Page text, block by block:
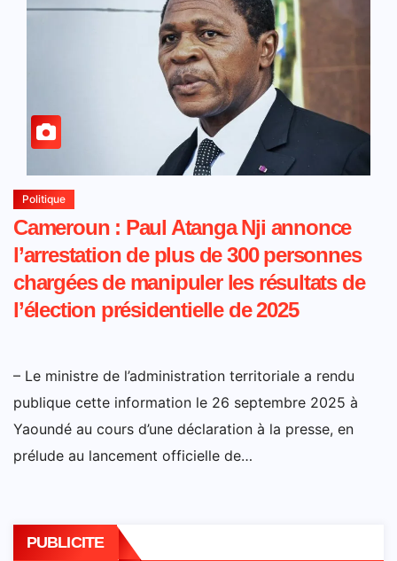
Politique
Cameroun : Paul Atanga Nji annonce
l’arrestation de plus de 300 personnes
chargées de manipuler les résultats de
l’élection présidentielle de 2025
– Le ministre de l’administration territoriale a rendu
publique cette information le 26 septembre 2025 à
Yaoundé au cours d’une déclaration à la presse, en
prélude au lancement officielle de…
PUBLICITE